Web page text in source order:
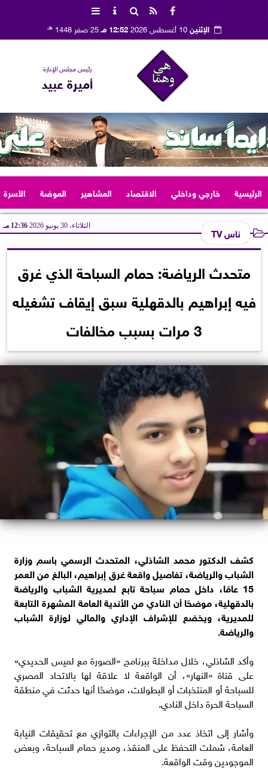
الإثنين10 أغسطس 2026 12:52 مـ 25 صفر 1448 هـ
رئيس مجلس الإدارة
أميرة عبيد
الرئيسية خارجي وداخلي الاقتصاد المشاهير الموضة الأسرة
ناس TV الثلاثاء، 30 يونيو 2026 12:36 مـ
متحدث الرياضة: حمام السباحة الذي غرق
فيه إبراهيم بالدقهلية سبق إيقاف تشغيله
3 مرات بسبب مخالفات
كشف الدكتور محمد الشاذلي، المتحدث الرسمي باسم وزارة
الشباب والرياضة، تفاصيل واقعة غرق إبراهيم، البالغ من العمر
15 عامًا، داخل حمام سباحة تابع لمديرية الشباب والرياضة
بالدقهلية، موضحًا أن النادي من الأندية العامة المشهرة التابعة
للمديرية، ويخضع للإشراف الإداري والمالي لوزارة الشباب
والرياضة.
وأكد الشاذلي، خلال مداخلة ببرنامج «الصورة مع لميس الحديدي»
على قناة «النهار»، أن الواقعة لا علاقة لها بالاتحاد المصري
للسباحة أو المنتخبات أو البطولات، موضحًا أنها حدثت في منطقة
السباحة الحرة داخل النادي.
وأشار إلى اتخاذ عدد من الإجراءات بالتوازي مع تحقيقات النيابة
العامة، شملت التحفظ على المنقذ، ومدير حمام السباحة، وبعض
الموجودين وقت الواقعة.